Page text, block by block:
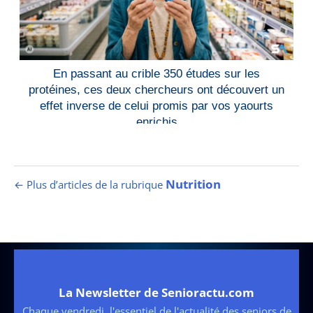
En passant au crible 350 études sur les
protéines, ces deux chercheurs ont découvert un
effet inverse de celui promis par vos yaourts
enrichis
← Plus d’articles de la rubrique Nutrition
La Newsletter de Senioractu.com